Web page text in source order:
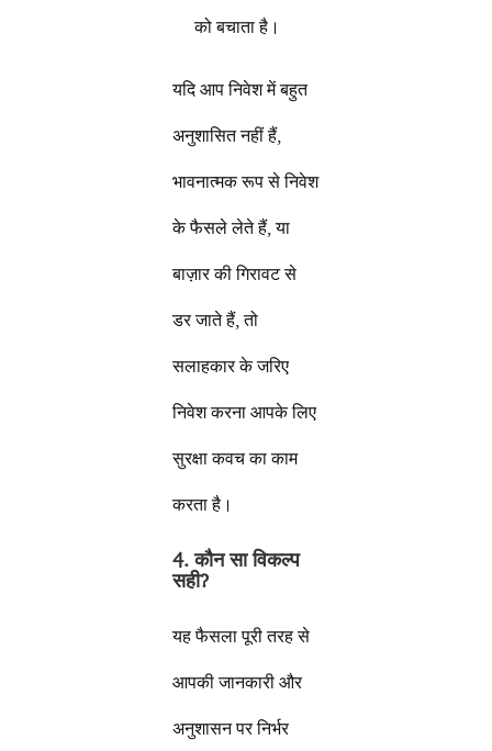
को बचाता है।
यदि आप निवेश में बहुत
अनुशासित नहीं हैं,
भावनात्मक रूप से निवेश
के फैसले लेते हैं, या
बाज़ार की गिरावट से
डर जाते हैं, तो
सलाहकार के जरिए
निवेश करना आपके लिए
सुरक्षा कवच का काम
करता है।
4. कौन सा विकल्प
सही?
यह फैसला पूरी तरह से
आपकी जानकारी और
अनुशासन पर निर्भर